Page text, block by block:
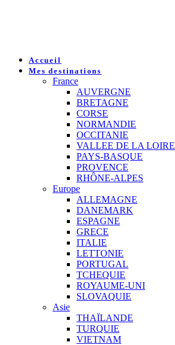
Accueil
Mes destinations
France
AUVERGNE
BRETAGNE
CORSE
NORMANDIE
OCCITANIE
VALLEE DE LA LOIRE
PAYS-BASQUE
PROVENCE
RHÔNE-ALPES
Europe
ALLEMAGNE
DANEMARK
ESPAGNE
GRECE
ITALIE
LETTONIE
PORTUGAL
TCHEQUIE
ROYAUME-UNI
SLOVAQUIE
Asie
THAÏLANDE
TURQUIE
VIETNAM